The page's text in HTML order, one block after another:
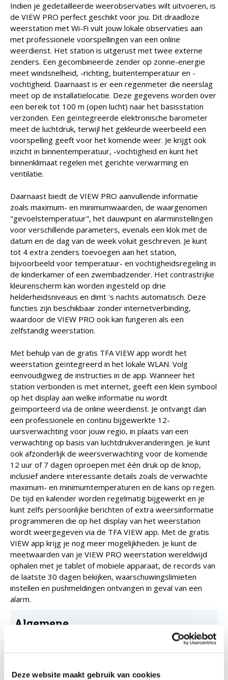
Deze website maakt gebruik van cookies
Indien je gedetailleerde weerobservaties wilt uitvoeren, is
de VIEW PRO perfect geschikt voor jou. Dit draadloze
weerstation met Wi-Fi vult jouw lokale observaties aan
met professionele voorspellingen van een online
weerdienst. Het station is uitgerust met twee externe
zenders. Een gecombineerde zender op zonne-energie
meet windsnelheid, -richting, buitentemperatuur en -
vochtigheid. Daarnaast is er een regenmeter die neerslag
meet op de installatielocatie. Deze gegevens worden over
een bereik tot 100 m (open lucht) naar het basisstation
verzonden. Een geïntegreerde elektronische barometer
meet de luchtdruk, terwijl het gekleurde weerbeeld een
voorspelling geeft voor het komende weer. Je krijgt ook
inzicht in binnentemperatuur, -vochtigheid en kunt het
binnenklimaat regelen met gerichte verwarming en
ventilatie.
Daarnaast biedt de VIEW PRO aanvullende informatie
zoals maximum- en minimumwaarden, de waargenomen
"gevoelstemperatuur", het dauwpunt en alarminstellingen
voor verschillende parameters, evenals een klok met de
datum en de dag van de week voluit geschreven. Je kunt
tot 4 extra zenders toevoegen aan het station,
bijvoorbeeld voor temperatuur- en vochtigheidsregeling in
de kinderkamer of een zwembadzender. Het contrastrijke
kleurenscherm kan worden ingesteld op drie
helderheidsniveaus en dimt 's nachts automatisch. Deze
functies zijn beschikbaar zonder internetverbinding,
waardoor de VIEW PRO ook kan fungeren als een
zelfstandig weerstation.
Met behulp van de gratis TFA VIEW app wordt het
weerstation geïntegreerd in het lokale WLAN. Volg
eenvoudigweg de instructies in de app. Wanneer het
station verbonden is met internet, geeft een klein symbool
op het display aan welke informatie nu wordt
geïmporteerd via de online weerdienst. Je ontvangt dan
een professionele en continu bijgewerkte 12-
uursverwachting voor jouw regio, in plaats van een
verwachting op basis van luchtdrukveranderingen. Je kunt
ook afzonderlijk de weersverwachting voor de komende
12 uur of 7 dagen oproepen met één druk op de knop,
inclusief andere interessante details zoals de verwachte
maximum- en minimumtemperaturen en de kans op regen.
De tijd en kalender worden regelmatig bijgewerkt en je
kunt zelfs persoonlijke berichten of extra weersinformatie
programmeren die op het display van het weerstation
wordt weergegeven via de TFA VIEW app. Met de gratis
VIEW app krijg je nog meer mogelijkheden. Je kunt de
meetwaarden van je VIEW PRO weerstation wereldwijd
ophalen met je tablet of mobiele apparaat, de records van
de laatste 30 dagen bekijken, waarschuwingslimieten
instellen en pushmeldingen ontvangen in geval van een
alarm.
Algemene